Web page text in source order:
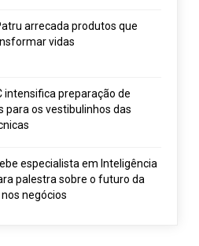
arrecada produtos que
vidas
intensifica preparação de
para os vestibulinhos das
especialista em Inteligência
palestra sobre o futuro da
negócios